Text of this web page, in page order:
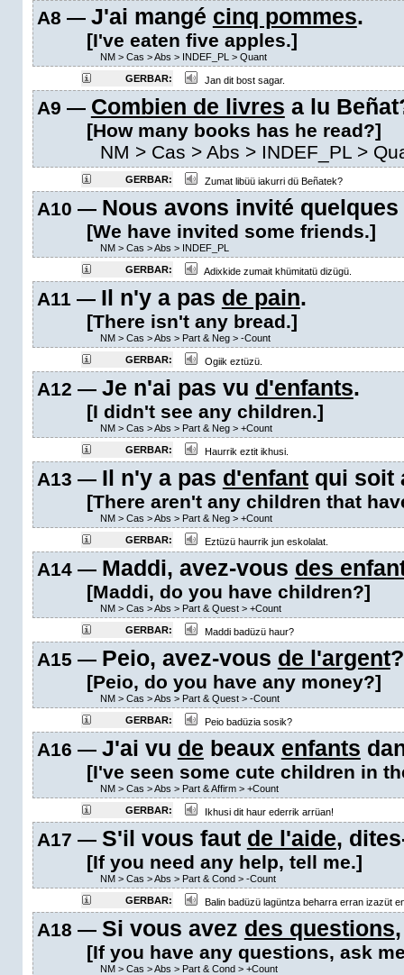
A8 — J'ai mangé cinq pommes.
[I've eaten five apples.]
NM> Cas >Abs > INDEF_PL > Quant
GERBAR:
Jan dit bost sagar.
A9 — Combien de livres a lu
[How many books has he read?]
NM > Cas > Abs > INDEF_PL>
GERBAR: Zumat libüü iakurri dü Beñatek?
A10 — Nous avons invité quelques
[We have invited some friends.]
NM> Cas >Abs > INDEF_PL
GERBAR:
Adixkide zumait khümitatü dizügü.
A11 — Il n'y a pas de pain.
[There isn't any bread.]
NM> Cas >Abs > Part & Neg> -Count
GERBAR:
Ogiik eztüzü.
A12 — Je n'ai pas vu d'enfants.
[I didn't see any children.]
NM> Cas >Abs > Part & Neg> +Count
GERBAR:
Haurrik eztit ikhusi.
A13 — Il n'y a pas d'enfantqui soit
[There aren't any children that
NM> Cas >Abs > Part & Neg> +Count
GERBAR:
Eztüzü haurrik jun eskolalat.
A14 — Maddi, avez-vous des
[Maddi, do you have children?]
NM> Cas >Abs > Part & Quest> +Count
GERBAR:
Maddi badüzü haur?
A15 — Peio, avez-vous de l'argent?
[Peio, do you have any money?]
NM> Cas >Abs > Part & Quest> -Count
GERBAR:
Peio badüzia sosik?
A16 — J'ai vu de beaux enfants
[I've seen some cute children in
NM> Cas >Abs > Part & Affirm> +Count
GERBAR:
Ikhusi dit haur ederrik arrüan!
A17 — S'il vous faut de l'aide,
[If you need any help, tell me.]
NM> Cas >Abs > Part & Cond> -Count
GERBAR:
Balin badüzü lagüntza beharra erran izazüt
A18 — Si vous avez des questions
[If you have any questions, ask
NM> Cas >Abs > Part & Cond> +Count